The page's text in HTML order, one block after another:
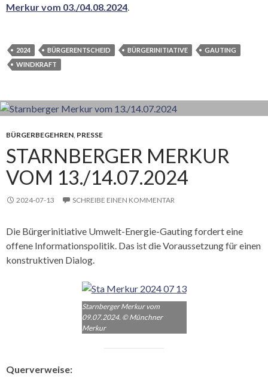
Merkur vom 03./04.08.2024.
2024 BÜRGERENTSCHEID BÜRGERINITIATIVE
GAUTING
WINDKRAFT
BÜRGERBEGEHREN PRESSE
STARNBERGER MERKUR
VOM 13./14.07.2024
2024-07-13 SCHREIBE EINEN KOMMENTAR
Die Bürgerinitiative Umwelt-Energie-Gauting fordert eine
offene Informationspolitik. Das ist die Voraussetzung für einen
konstruktiven Dialog.
Starnberger Merkur vom
09.07.2024. © Münchner
Merkur
Querverweise: